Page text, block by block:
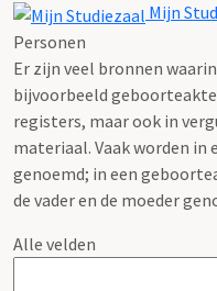
Mijn
Personen
Er zijn veel bronnen
bijvoorbeeld
registers, maar ook in
materiaal. Vaak worden in
genoemd; in een
de vader en de moeder
Alle velden